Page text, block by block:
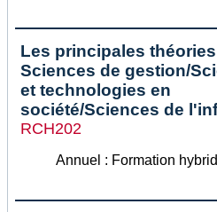
Les principales théories
Sciences de gestion/
et technologies en
société/Sciences de
RCH202
Annuel : Formation